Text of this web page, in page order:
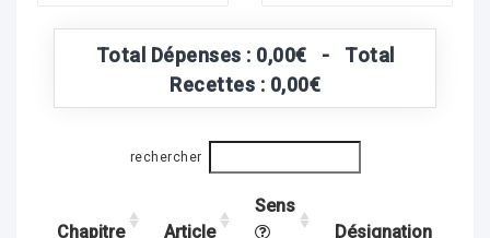
Total Dépenses : 0,00€ - Total
Recettes : 0,00€
rechercher
Chapitre Article
Sens
Désignation